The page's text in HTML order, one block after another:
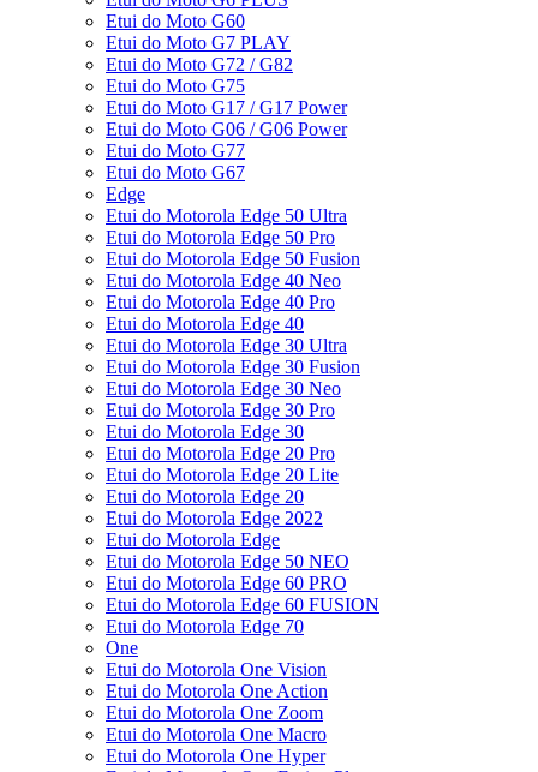
Etui do Moto G60
Etui do Moto G7 PLAY
Etui do Moto G72 / G82
Etui do Moto G75
Etui do Moto G17 / G17 Power
Etui do Moto G06 / G06 Power
Etui do Moto G77
Etui do Moto G67
Edge
Etui do Motorola Edge 50 Ultra
Etui do Motorola Edge 50 Pro
Etui do Motorola Edge 50 Fusion
Etui do Motorola Edge 40 Neo
Etui do Motorola Edge 40 Pro
Etui do Motorola Edge 40
Etui do Motorola Edge 30 Ultra
Etui do Motorola Edge 30 Fusion
Etui do Motorola Edge 30 Neo
Etui do Motorola Edge 30 Pro
Etui do Motorola Edge 30
Etui do Motorola Edge 20 Pro
Etui do Motorola Edge 20 Lite
Etui do Motorola Edge 20
Etui do Motorola Edge 2022
Etui do Motorola Edge
Etui do Motorola Edge 50 NEO
Etui do Motorola Edge 60 PRO
Etui do Motorola Edge 60 FUSION
Etui do Motorola Edge 70
One
Etui do Motorola One Vision
Etui do Motorola One Action
Etui do Motorola One Zoom
Etui do Motorola One Macro
Etui do Motorola One Hyper